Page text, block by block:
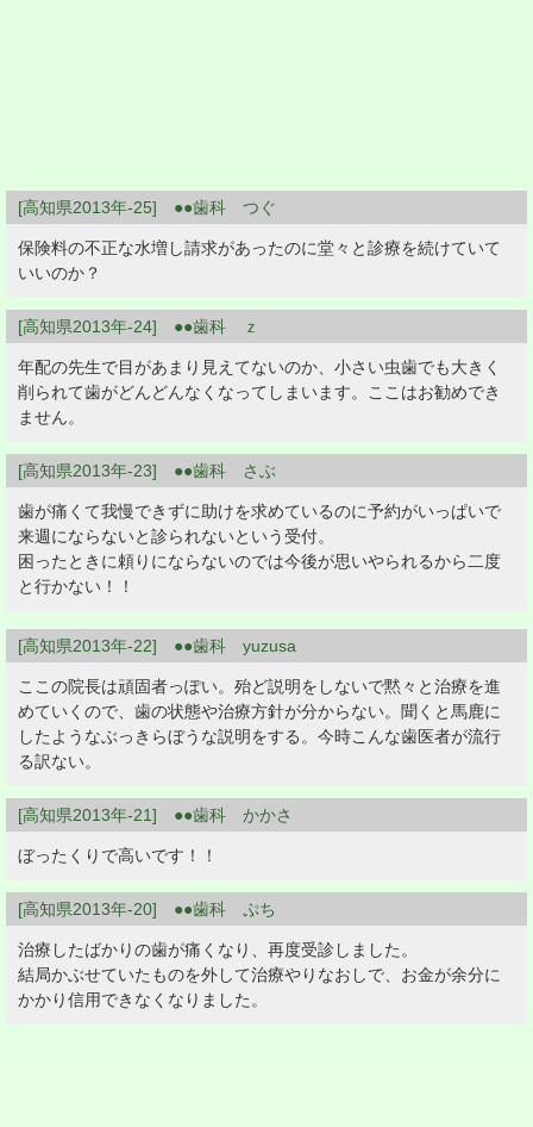
[高知県2013年-25] ●●歯科 つぐ
保険料の不正な水増し請求があったのに堂々と診療を続けていて
いいのか？
[高知県2013年-24] ●●歯科 ｚ
年配の先生で目があまり見えてないのか、小さい虫歯でも大きく
削られて歯がどんどんなくなってしまいます。ここはお勧めでき
ません。
[高知県2013年-23] ●●歯科 さぶ
歯が痛くて我慢できずに助けを求めているのに予約がいっぱいで
来週にならないと診られないという受付。
困ったときに頼りにならないのでは今後が思いやられるから二度
と行かない！！
[高知県2013年-22] ●●歯科 yuzusa
ここの院長は頑固者っぽい。殆ど説明をしないで黙々と治療を進
めていくので、歯の状態や治療方針が分からない。聞くと馬鹿に
したようなぶっきらぼうな説明をする。今時こんな歯医者が流行
る訳ない。
[高知県2013年-21] ●●歯科 かかさ
ぼったくりで高いです！！
[高知県2013年-20] ●●歯科 ぷち
治療したばかりの歯が痛くなり、再度受診しました。
結局かぶせていたものを外して治療やりなおしで、お金が余分に
かかり信用できなくなりました。